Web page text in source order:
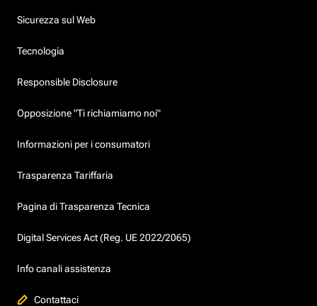
Sicurezza sul Web
Tecnologia
Responsible Disclosure
Opposizione "Ti richiamiamo noi"
Informazioni per i consumatori
Trasparenza Tariffaria
Pagina di Trasparenza Tecnica
Digital Services Act (Reg. UE 2022/2065)
Info canali assistenza
Contattaci